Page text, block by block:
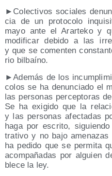
► Colec­ti­vos socia­les
cia de un pro­to­co­lo
mayo ante el Arar­te­ko y
modi­fi­car debi­do a las
y que se comen­ten
rio bilbaíno.
►Ade­más de los
co­los se ha denun­cia­do el
las per­so­nas per­cep­to­ras
Se ha exi­gi­do que la
y las per­so­nas afec­ta­das
haga por escri­to,
tra­ti­vo y no bajo
ha pedi­do que se per­mi­ta
acom­pa­ña­das por alguien
ble­ce la ley.